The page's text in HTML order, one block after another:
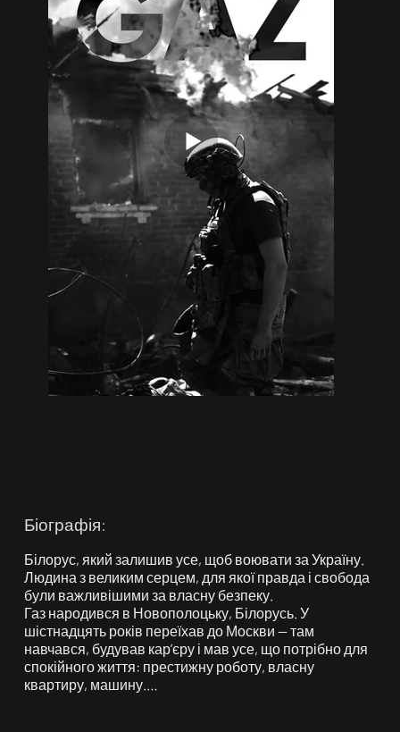
Біографія:
Білорус, який залишив усе, щоб воювати за Україну.
Людина з великим серцем, для якої правда і свобода
були важливішими за власну безпеку.
Газ народився в Новополоцьку, Білорусь. У
шістнадцять років переїхав до Москви — там
навчався, будував кар’єру і мав усе, що потрібно для
спокійного життя: престижну роботу, власну
квартиру, машину.